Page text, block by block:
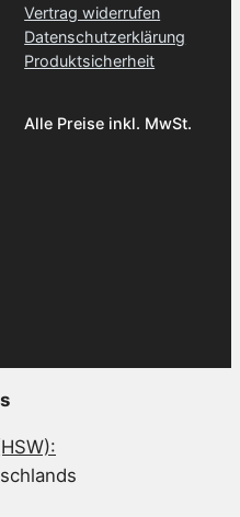
Vertrag widerrufen
Datenschutzerklärung
Produktsicherheit
Alle Preise inkl. MwSt.